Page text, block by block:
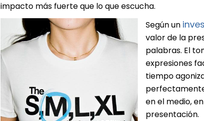
impacto más fuerte que lo que escucha.
Según un
valor de la
palabras. El
expresiones
tiempo
en el medio,
presentación.